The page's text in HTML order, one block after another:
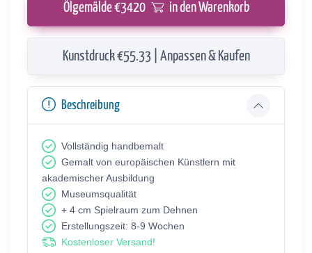
Ölgemälde €3420 in den Warenkorb
Kunstdruck €55.33 | Anpassen & Kaufen
Beschreibung
Vollständig handbemalt
Gemalt von europäischen Künstlern mit
akademischer Ausbildung
Museumsqualität
+ 4 cm Spielraum zum Dehnen
Erstellungszeit: 8-9 Wochen
Kostenloser Versand!